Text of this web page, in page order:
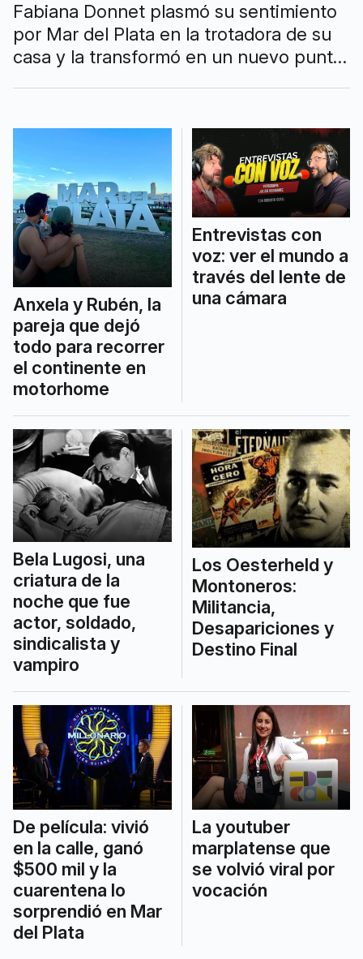
Fabiana Donnet plasmó su sentimiento
por Mar del Plata en la trotadora de su
casa y la transformó en un nuevo punto
Anxela y Rubén, la
pareja que dejó
todo para recorrer
el continente en
motorhome
Entrevistas con
voz: ver el mundo a
través del lente de
una cámara
Bela Lugosi, una
criatura de la
noche que fue
actor, soldado,
sindicalista y
vampiro
Los Oesterheld y
Montoneros:
Militancia,
Desapariciones y
Destino Final
De película: vivió
en la calle, ganó
$500 mil y la
cuarentena lo
sorprendió en Mar
del Plata
La youtuber
marplatense que
se volvió viral por
vocación